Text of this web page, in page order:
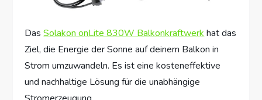
DasSolakon onLite 830W Balkonkraftwerk hat das
Ziel, die Energie der Sonne auf deinem Balkon in
Strom umzuwandeln. Es ist eine kosteneffektive
und nachhaltige Lösung für die unabhängige